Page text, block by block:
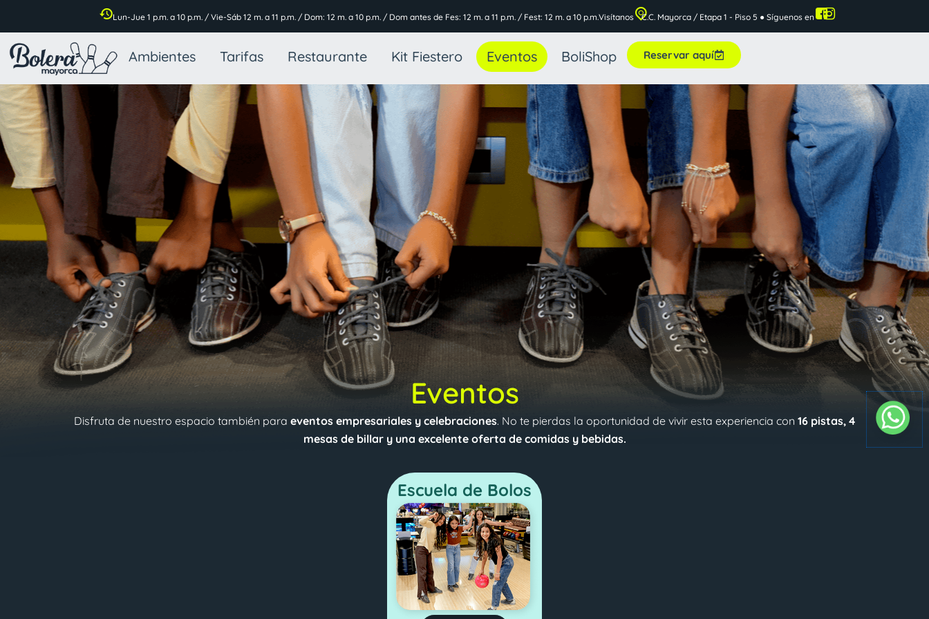
contenido
Lun-Jue 1 p.m. a 10 p.m. / Vie-Sáb 12 m. a 11 p.m. / Dom: 12 m. a 10 p.m. / Dom antes de Fes: 12 m. a 11 p.m. / Fest: 12 m. a 10 p.m.Visítanos C.C. Mayorca / Etapa 1 - Piso 5 ● Síguenos en
Ambientes Tarifas Restaurante Kit Fiestero Eventos BoliShop Reservar aquí
Eventos
Disfruta de nuestro espacio también para eventos empresariales y celebraciones. No te pierdas la oportunidad de vivir esta experiencia con 16 pistas, 4
mesas de billar y una excelente oferta de comidas y bebidas.
Escuela de Bolos